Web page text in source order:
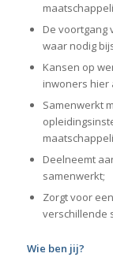
De voortgang
waar nodig
Kansen op
inwoners hier
Samenwerkt
Deelneemt
samenwerkt;
Zorgt voor
verschillende
Wie ben jij?